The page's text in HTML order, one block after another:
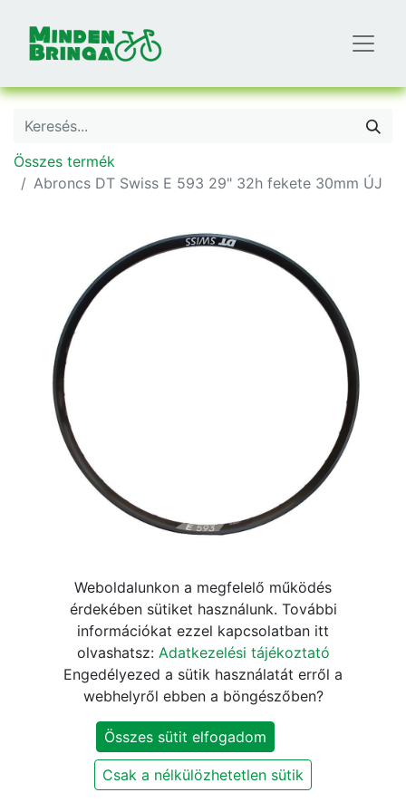
Összes termék
Abroncs DT Swiss E 593 29" 32h fekete 30mm ÚJ
Abroncs DT Swiss E 593 29"
32h fekete 30mm ÚJ
13.860Ft 16.300Ft
Jelenleg nem elérhető
Értesítést kérek, ha újra elérhető
Szállítási és fizetési információk
Weboldalunkon a megfelelő működés
érdekében sütiket használunk. További
információkat ezzel kapcsolatban itt
olvashatsz: Adatkezelési tájékoztató
Engedélyezed a sütik használatát erről a
webhelyről ebben a böngészőben?
Összes sütit elfogadom
Csak a nélkülözhetetlen sütik